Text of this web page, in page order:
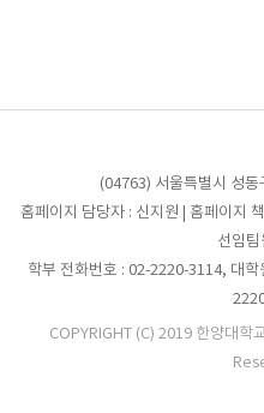
(04763) 서울특별시 성
홈페이지 담당자 : 신지원 | 홈페이지
선임팀
학부 전화번호 : 02-2220-3114, 대
COPYRIGHT (C) 2019 한양대학